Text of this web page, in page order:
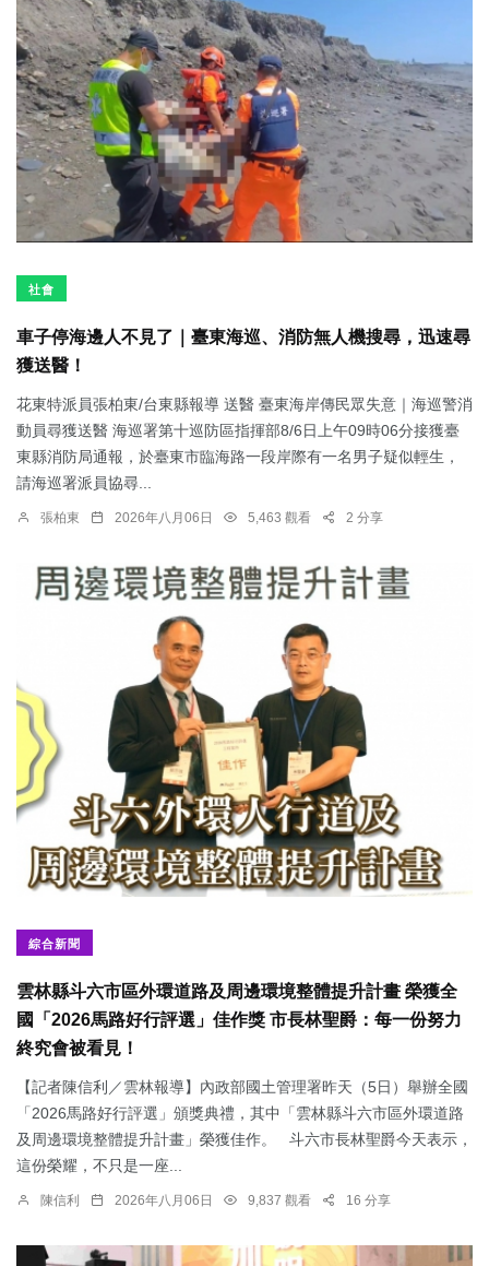
社會
車子停海邊人不見了｜臺東海巡、消防無人機搜尋，迅速尋
獲送醫！
花東特派員張柏東/台東縣報導 送醫 臺東海岸傳民眾失意｜海巡警消
動員尋獲送醫 海巡署第十巡防區指揮部8/6日上午09時06分接獲臺
東縣消防局通報，於臺東市臨海路一段岸際有一名男子疑似輕生，
請海巡署派員協尋...
張柏東 2026年八月06日 5,463 觀看 2 分享
綜合新聞
雲林縣斗六市區外環道路及周邊環境整體提升計畫 榮獲全
國「2026馬路好行評選」佳作獎 市長林聖爵：每一份努力
終究會被看見！
【記者陳信利／雲林報導】內政部國土管理署昨天（5日）舉辦全國
「2026馬路好行評選」頒獎典禮，其中「雲林縣斗六市區外環道路
及周邊環境整體提升計畫」榮獲佳作。 斗六市長林聖爵今天表示，
這份榮耀，不只是一座...
陳信利 2026年八月06日 9,837 觀看 16 分享